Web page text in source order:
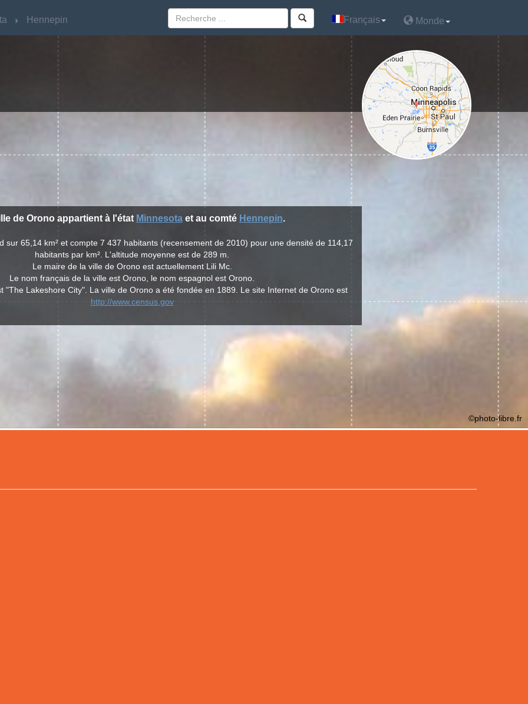
Hennepin Français Monde
de Orono appartient à l'état Minnesotaet au comté Hennepin.
sur 65,14 km² et compte 7 437 habitants (recensement de 2010) pour une densité de 114,17
habitants par km². L'altitude moyenne est de 289 m.
Le maire de la ville de Orono est actuellement Lili Mc.
Le nom français de la ville est Orono, le nom espagnol est Orono.
"The Lakeshore City". La ville de Orono a été fondée en 1889. Le site Internet de Orono est
http://www.census.gov
©photo-libre.fr
Hennepin Français Monde